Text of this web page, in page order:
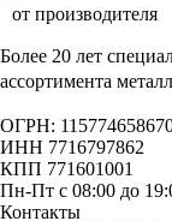
Более 20 лет
ассортимента
ОГРН:
ИНН 7716797862
КПП 771601001
Пн-Пт с 08:00 до
Контакты